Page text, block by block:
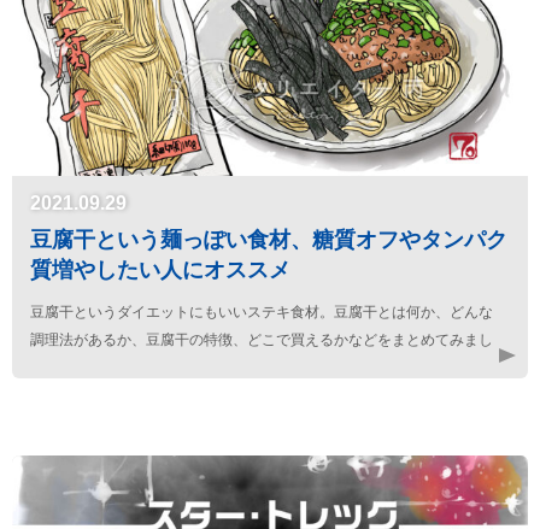
2021.09.29
豆腐干という麺っぽい食材、糖質オフやタンパク
質増やしたい人にオススメ
豆腐干というダイエットにもいいステキ食材。豆腐干とは何か、どんな
調理法があるか、豆腐干の特徴、どこで買えるかなどをまとめてみまし